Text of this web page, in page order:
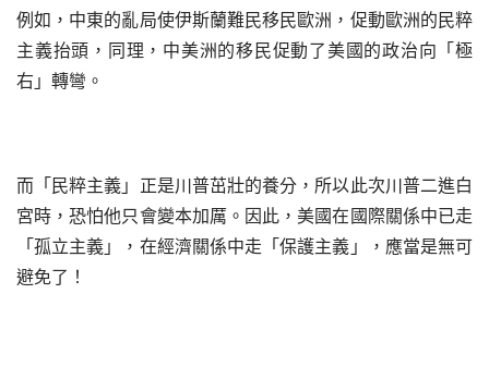
例如，中東的亂局使伊斯蘭難民移民歐洲，促動歐洲的民粹
主義抬頭，同理，中美洲的移民促動了美國的政治向「極
右」轉彎。
而「民粹主義」正是川普茁壯的養分，所以此次川普二進白
宮時，恐怕他只會變本加厲。因此，美國在國際關係中已走
「孤立主義」，在經濟關係中走「保護主義」，應當是無可
避免了！